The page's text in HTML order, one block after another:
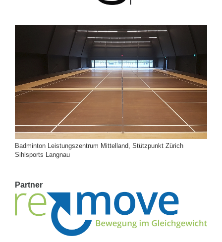
Badminton Leistungszentrum Mittelland, Stützpunkt Zürich
Sihlsports Langnau
Partner